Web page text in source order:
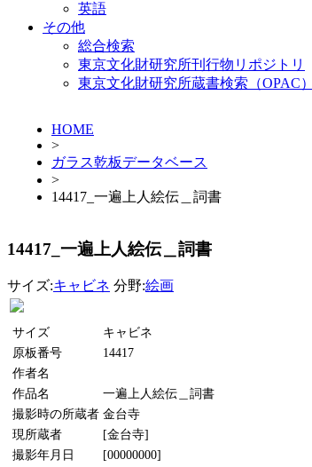
英語
その他
総合検索
東京文化財研究所刊行物リポジトリ
東京文化財研究所蔵書検索（OPAC）
HOME
>
ガラス乾板データベース
>
14417_一遍上人絵伝＿詞書
14417_一遍上人絵伝＿詞書
サイズ:キャビネ 分野:絵画
サイズ
キャビネ
原板番号
14417
作者名
作品名
一遍上人絵伝＿詞書
撮影時の所蔵者 金台寺
現所蔵者
[金台寺]
撮影年月日
[00000000]